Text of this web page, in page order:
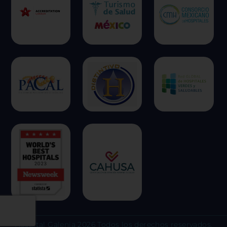
Hospital Galenia 2026 Todos los derechos reservados.